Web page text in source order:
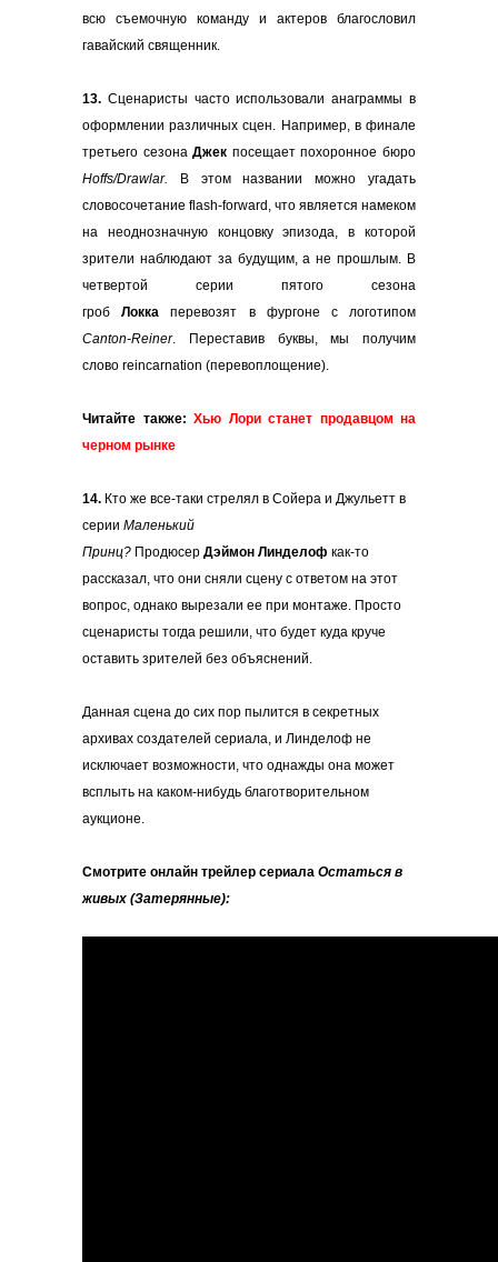
всю съемочную команду и актеров благословил
гавайский священник.
13. Сценаристы часто использовали анаграммы в
оформлении различных сцен. Например, в финале
третьего сезонаДжек посещает похоронное бюро
Hoffs/Drawlar.
В этом названии можно угадать
словосочетание flash-forward, что является намеком
на неоднозначную концовку эпизода, в которой
зрители наблюдают за будущим, а не прошлым. В
четвертой серии пятого сезона
гробЛокка перевозят в фургоне с логотипом
Canton-Reiner. Переставив буквы, мы получим
слово reincarnation (перевоплощение).
Читайте также: Хью Лори станет продавцом на
черном рынке
14. Кто же все-таки стрелял в Сойера и Джульетт в
серии Маленький
Принц? Продюсер Дэймон Линделоф как-то
рассказал, что они сняли сцену с ответом на этот
вопрос, однако вырезали ее при монтаже. Просто
сценаристы тогда решили, что будет куда круче
оставить зрителей без объяснений.
Данная сцена до сих пор пылится в секретных
архивах создателей сериала, и Линделоф не
исключает возможности, что однажды она может
всплыть на каком-нибудь благотворительном
аукционе.
Смотрите онлайн трейлер сериала Остаться в
живых (Затерянные):